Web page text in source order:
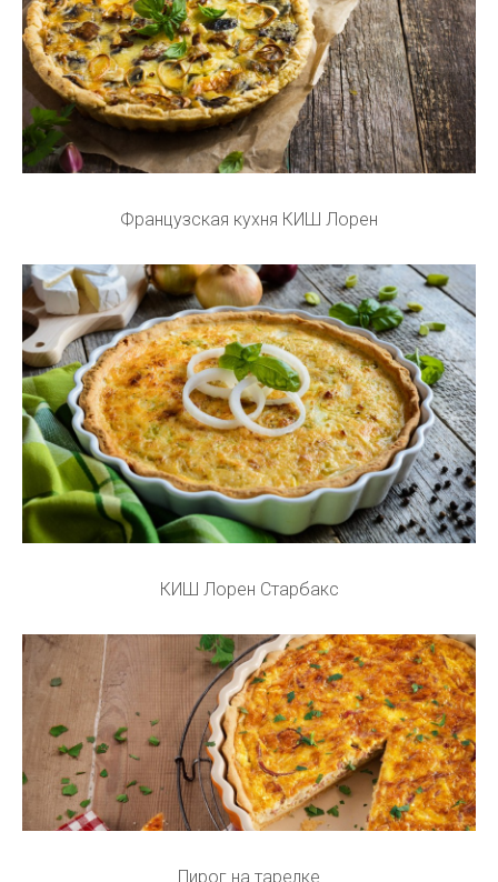
Французская кухня КИШ Лорен
КИШ Лорен Старбакс
Пирог на тарелке